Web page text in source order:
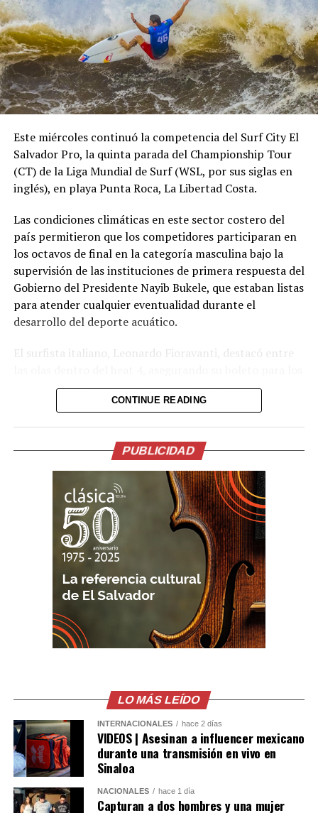
Este miércoles continuó la competencia del Surf City El
Salvador Pro, la quinta parada del Championship Tour
(CT) de la Liga Mundial de Surf (WSL, por sus siglas en
inglés), en playa Punta Roca, La Libertad Costa.
Las condiciones climáticas en este sector costero del
país permitieron que los competidores participaran en
los octavos de final en la categoría masculina bajo la
supervisión de las instituciones de primera respuesta del
Gobierno del Presidente Nayib Bukele, que estaban listas
para atender cualquier eventualidad durante el
desarrollo del deporte acuático.
El surfista italiano, Leonardo Fioravanti, destacó entre
cuartos de final. Con su desempeño logró una
puntuación total de 15.50.
Ítalo Ferreira, logró alcanzar su pase para los cuartos de
final, luego de sumar 12.50 puntos, en dos de las
mejores olas de Punta Roca.
En este heat, no logró pasar a la siguiente fase de la
competencia de surf, el estadounidense Crosby
Colapinto. Se quedó con una puntuación de 11 y no
logró superar al campeón del mundo, Ferreira.
Otro de los participantes que logró pasar a los cuartos
de final del Surf City El Salvador Pro, en el heat 6, fue el
francés Kauli Vaast, que finalizó esta jornada con 12.76
puntos; entretanto, no pasó a la otra fase el brasileño
La jornada de surf en Punta Roca se desarrolló sin
mayores inconvenientes por las condiciones del clima.
Además, personal de primera respuesta estuvieron
atentos en el sector para atender cualquier emergencia
generada por las lluvias o la misma competencia.
Comparte esto:
CONTINUE READING
PUBLICIDAD
LO MÁS LEÍDO
INTERNACIONALES hace 2 días
VIDEOS | Asesinan a influencer mexicano
durante una transmisión en vivo en
Sinaloa
NACIONALES hace 1 día
Capturan a dos hombres y una mujer